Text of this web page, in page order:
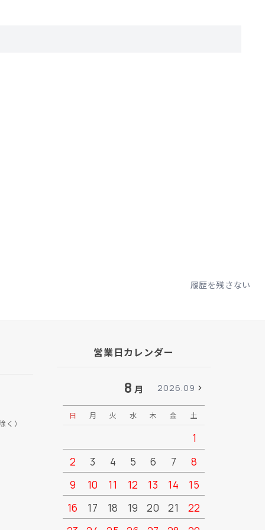
履歴を残さない
く）
営業日カレンダー
8 月 2026.09
日 月 火 水 木 金 土
1
2
3 4 5 6 7
8
9
10 11 12 13 14
15
16
17 18 19 20 21
22